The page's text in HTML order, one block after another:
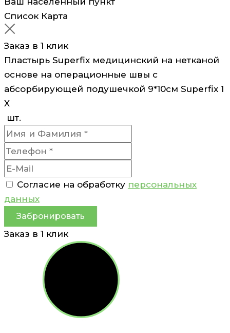
Список Карта
Заказ в 1 клик
Пластырь Superfix медицинский на нетканой
основе на операционные швы с
абсорбирующей подушечкой 9*10см Superfix 1
X
шт.
Согласие на обработку персональных
данных
Забронировать
Заказ в 1 клик